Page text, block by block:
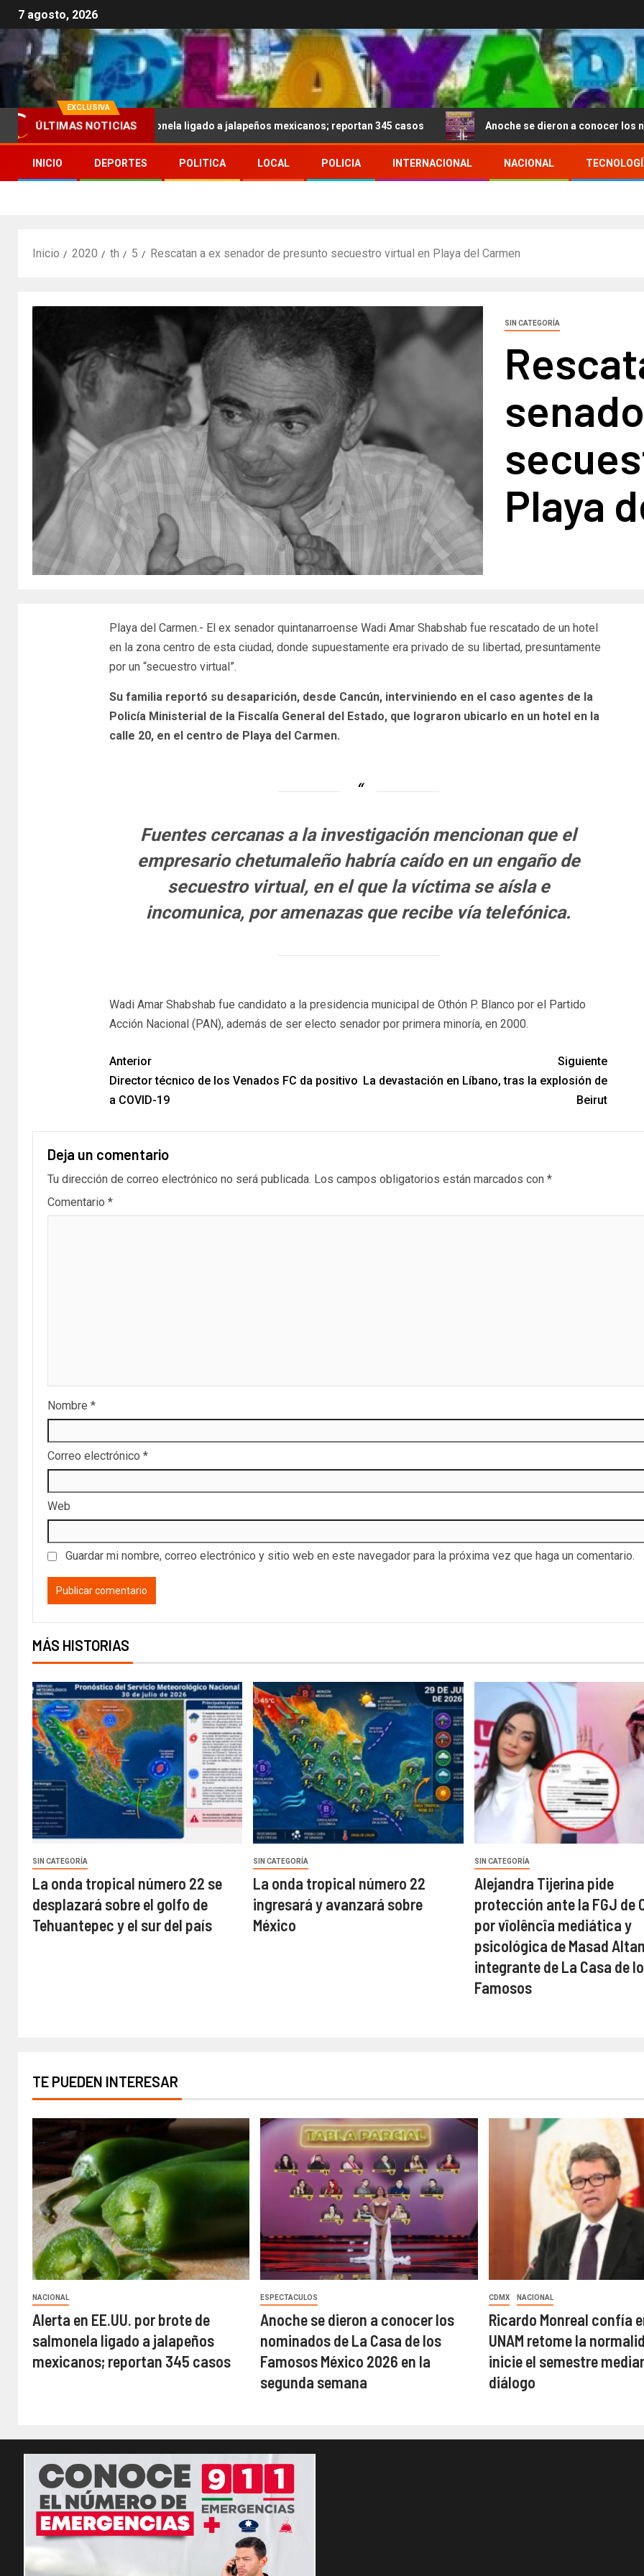
7 agosto, 2026
EXCLUSIVA
ÚLTIMAS NOTICIAS
por brote de salmonela ligado a jalapeños mexicanos; reportan 345 casos Anoche se dieron a conocer los nominados
INICIO DEPORTES POLITICA LOCAL POLICIA INTERNACIONAL NACIONAL
Inicio 2020 th 5 Rescatan a ex senador de presunto secuestro virtual en Playa del Carmen
SIN CATEGORÍA
Playa
Playa del Carmen.- El ex senador quintanarroense Wadi Amar Shabshab fue rescatado de un hotel
en la zona centro de esta ciudad, donde supuestamente era privado de su libertad, presuntamente
por un “secuestro virtual”.
Su familia reportó su desaparición, desde Cancún, interviniendo en el caso agentes de la
Policía Ministerial de la Fiscalía General del Estado, que lograron ubicarlo en un hotel en la
calle 20, en el centro de Playa del Carmen.
Fuentes cercanas a la investigación mencionan que el
empresario chetumaleño habría caído en un engaño de
secuestro virtual, en el que la víctima se aísla e
incomunica, por amenazas que recibe vía telefónica.
Wadi Amar Shabshab fue candidato a la presidencia municipal de Othón P. Blanco por el Partido
Acción Nacional (PAN), además de ser electo senador por primera minoría, en 2000.
Anterior
Director técnico de los Venados FC da positivo
a COVID-19
Siguiente
La devastación en Líbano, tras la explosión de
Beirut
Deja un comentario
Tu dirección de correo electrónico no será publicada. Los campos obligatorios están marcados con *
Comentario *
Nombre *
Correo electrónico *
Web
Guardar mi nombre, correo electrónico y sitio web en este navegador para la próxima vez que haga un comentario.
MÁS HISTORIAS
SIN CATEGORÍA
La onda tropical número 22 se
desplazará sobre el golfo de
Tehuantepec y el sur del país
SIN CATEGORÍA
La onda tropical número 22
ingresará y avanzará sobre
México
SIN CATEGORÍA
Alejandra Tijerina pide
protección ante la FGJ de
por vîolêncîa mediática y
psicológica de Masad
integrante de La Casa de
Famosos
TE PUEDEN INTERESAR
NACIONAL
Alerta en EE.UU. por brote de
salmonela ligado a jalapeños
mexicanos; reportan 345 casos
ESPECTACULOS
Anoche se dieron a conocer los
nominados de La Casa de los
Famosos México 2026 en la
segunda semana
CDMX NACIONAL
Ricardo Monreal confía
UNAM retome la
inicie el semestre
diálogo